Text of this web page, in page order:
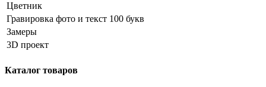
Цветник
Гравировка фото и текст 100 букв
Замеры
3D проект
Каталог товаров